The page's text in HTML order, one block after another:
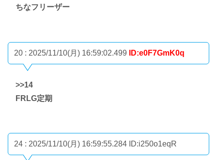
ちなフリーザー
20 : 2025/11/10(月) 16:59:02.499 ID:e0F7GmK0q
>>14
FRLG定期
24 : 2025/11/10(月) 16:59:55.284 ID:i250o1eqR